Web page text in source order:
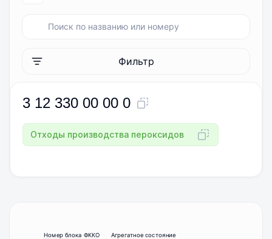
Фильтр
3 12 330 00 00 0
Отходы производства пероксидов
Номер блока ФККО Агрегатное состояние